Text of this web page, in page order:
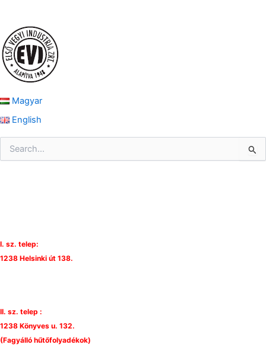
Magyar
English
:I. sz. telep:
1238 Helsinki út 138.
II. sz. telep :
1238 Könyves u. 132.
(Fagyálló hűtőfolyadékok)